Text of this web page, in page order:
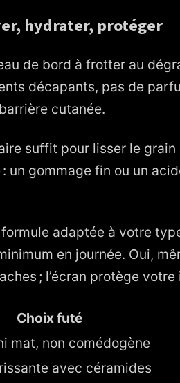
hydrater, protéger
de bord à frotter au
décapants, pas de
cutanée.
suffit pour lisser le
: un gommage fin ou un
adaptée à votre
en journée. Oui,
; l’écran protège
Choix futé
mat, non comédogène
avec céramides